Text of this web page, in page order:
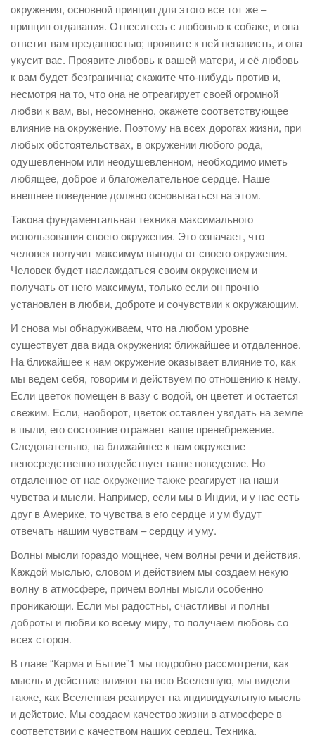
окружения, основной принцип для этого все тот же –
принцип отдавания. Отнеситесь с любовью к собаке, и она
ответит вам преданностью; проявите к ней ненависть, и она
укусит вас. Проявите любовь к вашей матери, и её любовь
к вам будет безгранична; скажите что-нибудь против и,
несмотря на то, что она не отреагирует своей огромной
любви к вам, вы, несомненно, окажете соответствующее
влияние на окружение. Поэтому на всех дорогах жизни, при
любых обстоятельствах, в окружении любого рода,
одушевленном или неодушевленном, необходимо иметь
любящее, доброе и благожелательное сердце. Наше
внешнее поведение должно основываться на этом.
Такова фундаментальная техника максимального
использования своего окружения. Это означает, что
человек получит максимум выгоды от своего окружения.
Человек будет наслаждаться своим окружением и
получать от него максимум, только если он прочно
установлен в любви, доброте и сочувствии к окружающим.
И снова мы обнаруживаем, что на любом уровне
существует два вида окружения: ближайшее и отдаленное.
На ближайшее к нам окружение оказывает влияние то, как
мы ведем себя, говорим и действуем по отношению к нему.
Если цветок помещен в вазу с водой, он цветет и остается
свежим. Если, наоборот, цветок оставлен увядать на земле
в пыли, его состояние отражает ваше пренебрежение.
Следовательно, на ближайшее к нам окружение
непосредственно воздействует наше поведение. Но
отдаленное от нас окружение также реагирует на наши
чувства и мысли. Например, если мы в Индии, и у нас есть
друг в Америке, то чувства в его сердце и ум будут
отвечать нашим чувствам – сердцу и уму.
Волны мысли гораздо мощнее, чем волны речи и действия.
Каждой мыслью, словом и действием мы создаем некую
волну в атмосфере, причем волны мысли особенно
проникающи. Если мы радостны, счастливы и полны
доброты и любви ко всему миру, то получаем любовь со
всех сторон.
В главе “Карма и Бытие”1 мы подробно рассмотрели, как
мысль и действие влияют на всю Вселенную, мы видели
также, как Вселенная реагирует на индивидуальную мысль
и действие. Мы создаем качество жизни в атмосфере в
соответствии с качеством наших сердец. Техника,